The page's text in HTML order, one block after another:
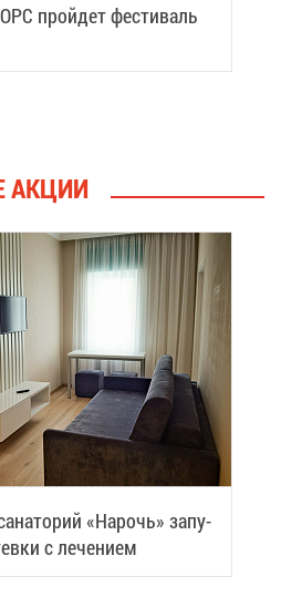
прой­дет фе­сти­валь
АК­ЦИИ
«На­рочь» за­пу­
с ле­че­ни­ем